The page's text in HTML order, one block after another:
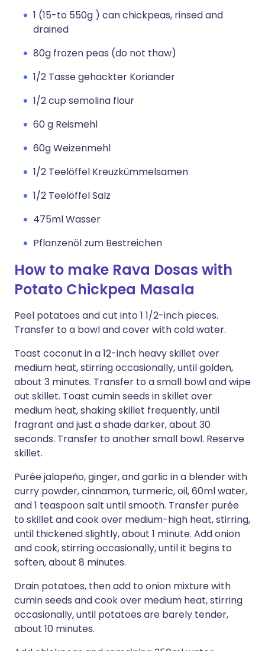
1 (15-to 550g ) can chickpeas, rinsed and
drained
80g frozen peas (do not thaw)
1/2 Tasse gehackter Koriander
1/2 cup semolina flour
60 g Reismehl
60g Weizenmehl
1/2 Teelöffel Kreuzkümmelsamen
1/2 Teelöffel Salz
475ml Wasser
Pflanzenöl zum Bestreichen
How to make Rava Dosas with
Potato Chickpea Masala
Peel potatoes and cut into 1 1/2-inch pieces.
Transfer to a bowl and cover with cold water.
Toast coconut in a 12-inch heavy skillet over
medium heat, stirring occasionally, until golden,
about 3 minutes. Transfer to a small bowl and wipe
out skillet. Toast cumin seeds in skillet over
medium heat, shaking skillet frequently, until
fragrant and just a shade darker, about 30
seconds. Transfer to another small bowl. Reserve
skillet.
Purée jalapeño, ginger, and garlic in a blender with
curry powder, cinnamon, turmeric, oil, 60ml water,
and 1 teaspoon salt until smooth. Transfer purée
to skillet and cook over medium-high heat, stirring,
until thickened slightly, about 1 minute. Add onion
and cook, stirring occasionally, until it begins to
soften, about 8 minutes.
Drain potatoes, then add to onion mixture with
cumin seeds and cook over medium heat, stirring
occasionally, until potatoes are barely tender,
about 10 minutes.